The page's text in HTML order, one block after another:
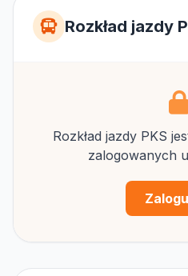
Rozkład jazdy
Rozkład jazdy PKS
zalogowanych